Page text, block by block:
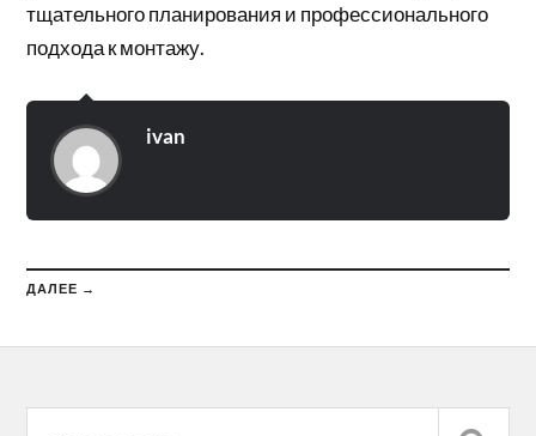
тщательного планирования и профессионального
подхода к монтажу.
ivan
ДАЛЕЕ →